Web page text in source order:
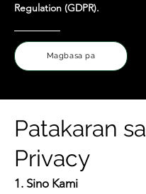
Regulation (GDPR).
Magbasa pa
Patakaran sa
Privacy
1. Sino Kami